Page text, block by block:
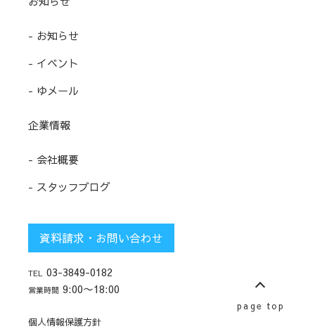
- お知らせ
- イベント
- ゆメール
企業情報
- 会社概要
- スタッフブログ
資料請求・お問い合わせ
TEL 03-3849-0182
営業時間 9:00〜18:00
個人情報保護方針
page top